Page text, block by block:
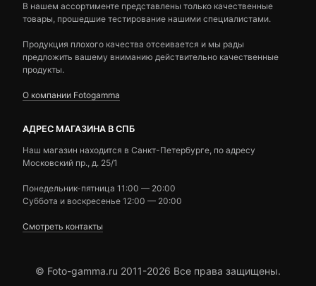
В нашем ассортименте представлены только качественные
товары, прошедшие тестирование нашими специалистами.
Продукция плохого качества отсеивается и мы рады
предложить вашему вниманию действительно качественные
продукты.
О компании Fotogamma
АДРЕС МАГАЗИНА В СПБ
Наш магазин находится в Санкт-Петербурге, по адресу
Московский пр., д. 25/1
Понедельник-пятница 11:00 — 20:00
Суббота и воскресенье 12:00 — 20:00
Смотреть контакты
© Foto-gamma.ru 2011-2026 Все права защищены.